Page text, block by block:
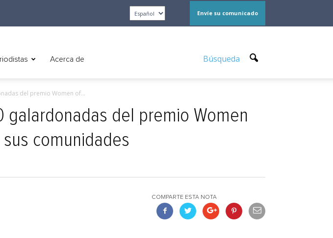
Envíe su comunicado
Acerca de Búsqueda
del premio Women of...
galardonadas del premio Women
comunidades
COMPARTE ESTA NOTA